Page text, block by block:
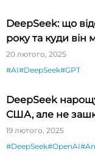
DeepSeek: що
року та куди
20 лютого, 2025
#AI#DeepSeek#GPT
DeepSeek
США, але не
19 лютого, 2025
#DeepSeek#OpenAI